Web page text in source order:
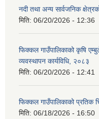
नदी तथा अन्य सार्वजनिक
मिति: 06/20/2026 - 12:36
फिक्कल गाउँपालिकाको कृषि
व्यवस्थापन कार्यविधि, २०८३
मिति: 06/20/2026 - 12:41
फिक्कल गाउँपालिकाको प्रतिक
मिति: 06/18/2026 - 16:50